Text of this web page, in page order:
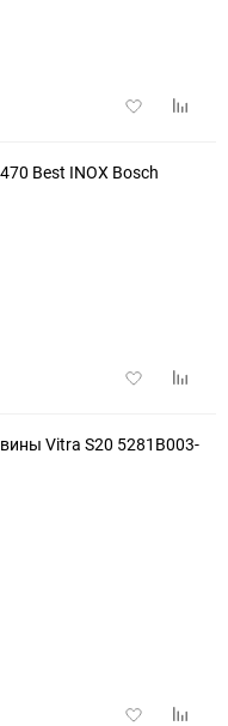
Добавить
Best INOX Bosch
Добавить
Vitra S20 5281B003-
Добавить